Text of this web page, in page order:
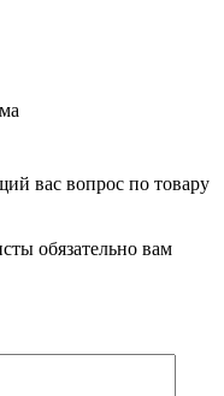
вас вопрос по товару
обязательно вам